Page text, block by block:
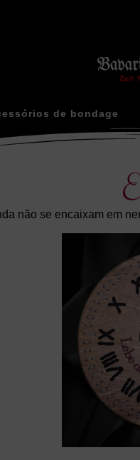
de bondage
não se encaixam em